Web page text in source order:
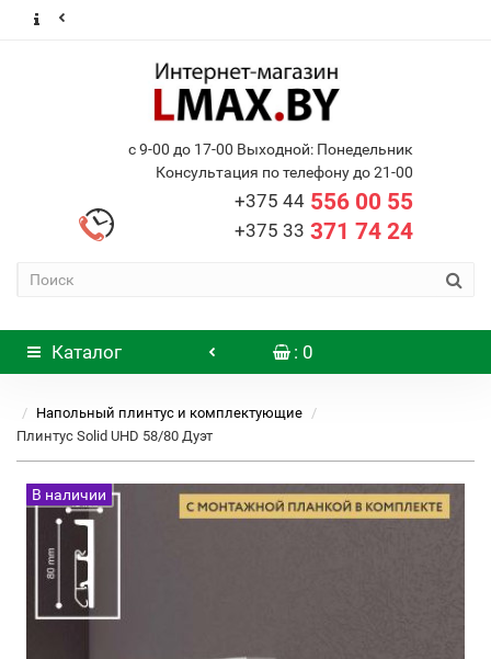
с 9-00 до 17-00 Выходной: Понедельник
Консультация по телефону до 21-00
+375 44556 00 55
+375 33 371 74 24
Каталог : 0
Напольный плинтус и комплектующие
Плинтус Solid UHD 58/80 Дуэт
В наличии